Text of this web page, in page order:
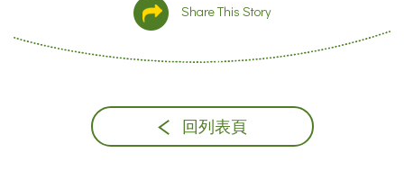
Share This Story
回列表頁